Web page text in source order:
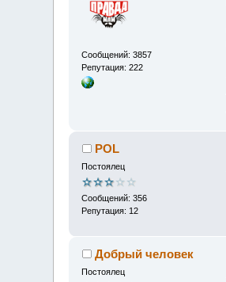
Сообщений: 3857
Репутация: 222
POL
Постоялец
Сообщений: 356
Репутация: 12
Добрый человек
Постоялец